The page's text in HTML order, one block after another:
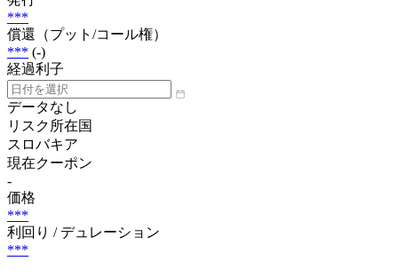
***
償還（プット/コール権）
*** (-)
経過利子
データなし
リスク所在国
スロバキア
現在クーポン
-
価格
***
利回り / デュレーション
***